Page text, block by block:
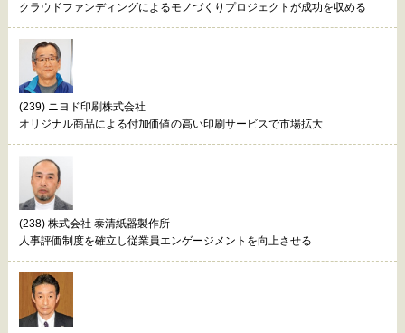
クラウドファンディングによるモノづくりプロジェクトが成功を収める
(239) ニヨド印刷株式会社
オリジナル商品による付加価値の高い印刷サービスで市場拡大
(238) 株式会社 泰清紙器製作所
人事評価制度を確立し従業員エンゲージメントを向上させる